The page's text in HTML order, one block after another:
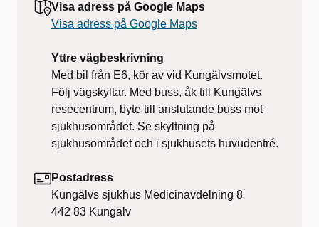
Visa adress på Google Maps
Visa adress på Google Maps
Yttre vägbeskrivning
Med bil från E6, kör av vid Kungälvsmotet.
Följ vägskyltar. Med buss, åk till Kungälvs
resecentrum, byte till anslutande buss mot
sjukhusområdet. Se skyltning på
sjukhusområdet och i sjukhusets huvudentré.
Postadress
Kungälvs sjukhus Medicinavdelning 8
442 83 Kungälv